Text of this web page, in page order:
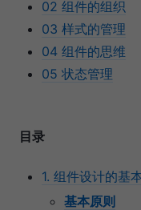
02 组件的组织
03 样式的管理
04 组件的思维
05 状态管理
目录
1. 组件设计的基
基本原则